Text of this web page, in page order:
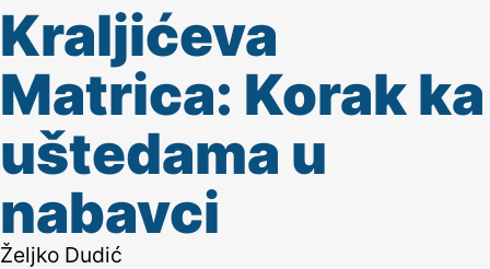
Kraljićeva
Matrica: Korak ka
uštedama u
nabavci
Željko Dudić